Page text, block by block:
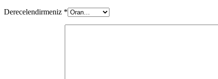
Derecelendirmeniz *